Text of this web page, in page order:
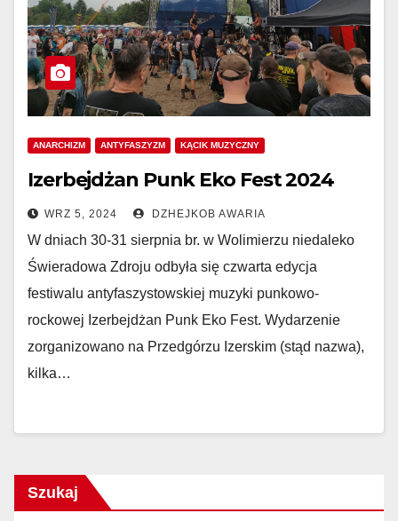
ANARCHIZM ANTYFASZYZM KĄCIK MUZYCZNY
Izerbejdżan Punk Eko Fest 2024
WRZ 5, 2024 DZHEJKOB AWARIA
W dniach 30-31 sierpnia br. w Wolimierzu niedaleko
Świeradowa Zdroju odbyła się czwarta edycja
festiwalu antyfaszystowskiej muzyki punkowo-
rockowej Izerbejdżan Punk Eko Fest. Wydarzenie
zorganizowano na Przedgórzu Izerskim (stąd nazwa),
kilka…
Szukaj